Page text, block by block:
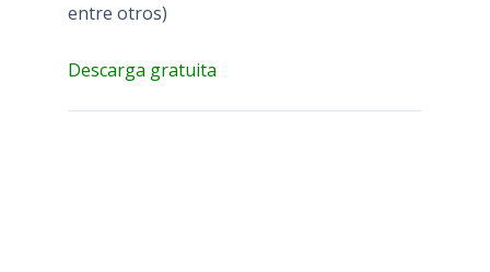
entre otros)
Descarga gratuita